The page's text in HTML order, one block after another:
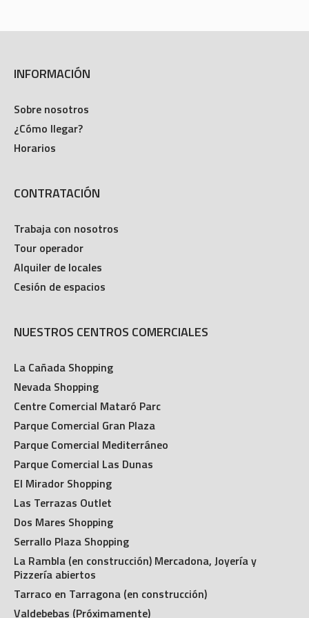
INFORMACIÓN
Sobre nosotros
¿Cómo llegar?
Horarios
CONTRATACIÓN
Trabaja con nosotros
Tour operador
Alquiler de locales
Cesión de espacios
NUESTROS CENTROS COMERCIALES
La Cañada Shopping
Nevada Shopping
Centre Comercial Mataró Parc
Parque Comercial Gran Plaza
Parque Comercial Mediterráneo
Parque Comercial Las Dunas
El Mirador Shopping
Las Terrazas Outlet
Dos Mares Shopping
Serrallo Plaza Shopping
La Rambla (en construcción) Mercadona, Joyería y
Pizzería abiertos
Tarraco en Tarragona (en construcción)
Valdebebas (Próximamente)